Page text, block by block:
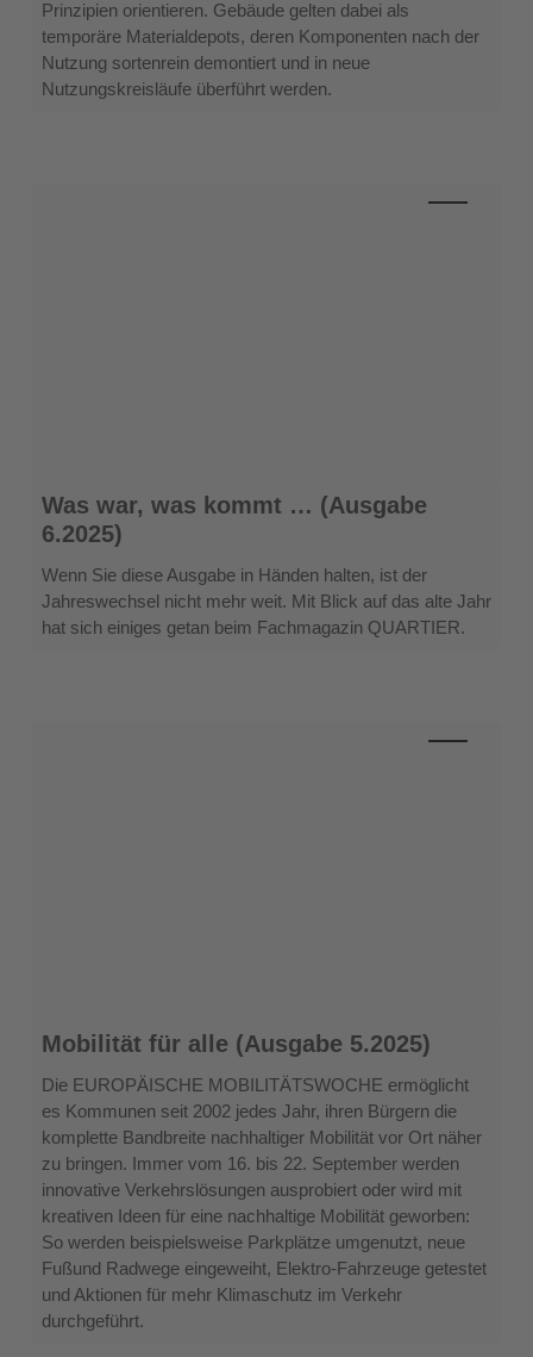
schließt
(Ausgabe
1.2026)
Prinzipien orientieren. Gebäude gelten dabei als
temporäre Materialdepots, deren Komponenten nach der
Nutzung sortenrein demontiert und in neue
Nutzungskreisläufe überführt werden.
Was
war,
was
kommt
…
(Ausgabe
Was war, was kommt … (Ausgabe
6.2025)
Wenn Sie diese Ausgabe in Händen halten, ist der
Jahreswechsel nicht mehr weit. Mit Blick auf das alte Jahr
hat sich einiges getan beim Fachmagazin QUARTIER.
Mobilität
für
alle
(Ausgabe
5.2025)
Mobilität für alle (Ausgabe 5.2025)
Die EUROPÄISCHE MOBILITÄTSWOCHE ermöglicht
es Kommunen seit 2002 jedes Jahr, ihren Bürgern die
komplette Bandbreite nachhaltiger Mobilität vor Ort näher
zu bringen. Immer vom 16. bis 22. September werden
innovative Verkehrslösungen ausprobiert oder wird mit
kreativen Ideen für eine nachhaltige Mobilität geworben:
So werden beispielsweise Parkplätze umgenutzt, neue
Fußund Radwege eingeweiht, Elektro-Fahrzeuge getestet
und Aktionen für mehr Klimaschutz im Verkehr
durchgeführt.